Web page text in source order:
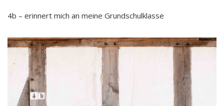
4b – erinnert mich an meine Grundschulklasse